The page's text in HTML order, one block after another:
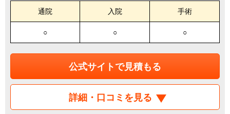
通院 入院 手術
○ ○ ○
公式サイトで見積もる
詳細・口コミを見る